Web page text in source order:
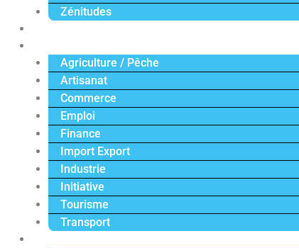
Zénitudes
Agriculture / Pêche
Artisanat
Commerce
Emploi
Finance
Import Export
Industrie
Initiative
Tourisme
Transport